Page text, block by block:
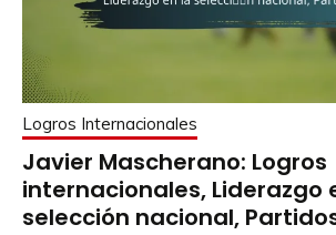
Logros Internacionales
Javier Mascherano: Logros
internacionales, Liderazgo
selección nacional,